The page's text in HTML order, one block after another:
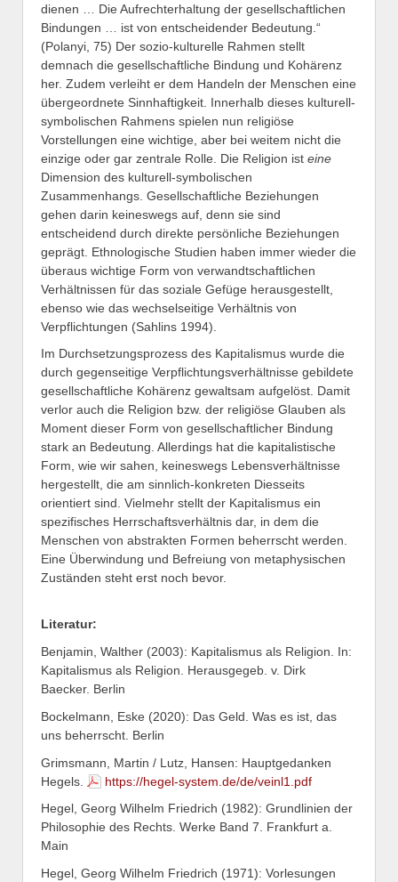
dienen … Die Aufrechterhaltung der gesellschaftlichen
Bindungen … ist von entscheidender Bedeutung.“
(Polanyi, 75) Der sozio-kulturelle Rahmen stellt
demnach die gesellschaftliche Bindung und Kohärenz
her. Zudem verleiht er dem Handeln der Menschen eine
übergeordnete Sinnhaftigkeit. Innerhalb dieses kulturell-
symbolischen Rahmens spielen nun religiöse
Vorstellungen eine wichtige, aber bei weitem nicht die
einzige oder gar zentrale Rolle. Die Religion ist eine
Dimension des kulturell-symbolischen
Zusammenhangs. Gesellschaftliche Beziehungen
gehen darin keineswegs auf, denn sie sind
entscheidend durch direkte persönliche Beziehungen
geprägt. Ethnologische Studien haben immer wieder die
überaus wichtige Form von verwandtschaftlichen
Verhältnissen für das soziale Gefüge herausgestellt,
ebenso wie das wechselseitige Verhältnis von
Verpflichtungen (Sahlins 1994).
Im Durchsetzungsprozess des Kapitalismus wurde die
durch gegenseitige Verpflichtungsverhältnisse gebildete
gesellschaftliche Kohärenz gewaltsam aufgelöst. Damit
verlor auch die Religion bzw. der religiöse Glauben als
Moment dieser Form von gesellschaftlicher Bindung
stark an Bedeutung. Allerdings hat die kapitalistische
Form, wie wir sahen, keineswegs Lebensverhältnisse
hergestellt, die am sinnlich-konkreten Diesseits
orientiert sind. Vielmehr stellt der Kapitalismus ein
spezifisches Herrschaftsverhältnis dar, in dem die
Menschen von abstrakten Formen beherrscht werden.
Eine Überwindung und Befreiung von metaphysischen
Zuständen steht erst noch bevor.
Literatur:
Benjamin, Walther (2003): Kapitalismus als Religion. In:
Kapitalismus als Religion. Herausgegeb. v. Dirk
Baecker. Berlin
Bockelmann, Eske (2020): Das Geld. Was es ist, das
uns beherrscht. Berlin
Grimsmann, Martin / Lutz, Hansen: Hauptgedanken
Hegels.
https://hegel-system.de/de/veinl1.pdf
Hegel, Georg Wilhelm Friedrich (1982): Grundlinien der
Philosophie des Rechts. Werke Band 7. Frankfurt a.
Main
Hegel, Georg Wilhelm Friedrich (1971): Vorlesungen